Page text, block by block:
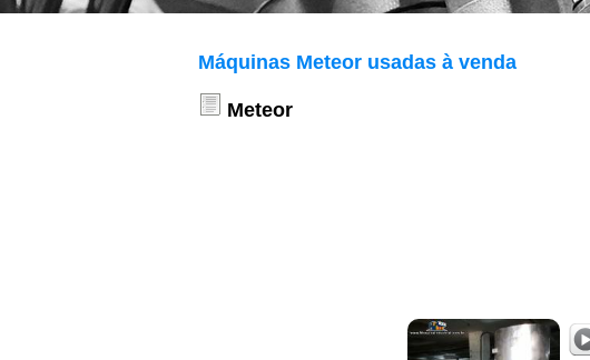
Máquinas Meteor usadas à venda
Meteor